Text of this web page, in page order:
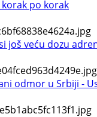
po korak
još veću dozu
odmor u Srbiji -